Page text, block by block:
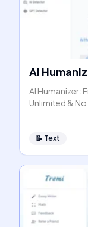
AI
AI Humanizer:
Unlimited &
📝 Text